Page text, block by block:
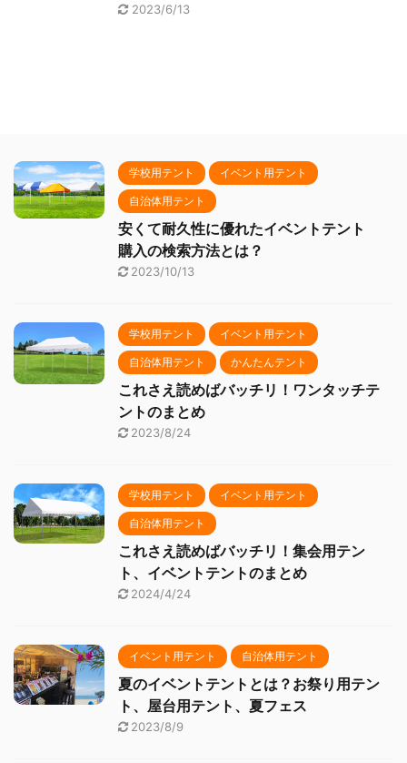
2023/6/13
学校用テント イベント用テント
自治体用テント
安くて耐久性に優れたイベントテント
購入の検索方法とは？
2023/10/13
学校用テント イベント用テント
自治体用テント かんたんテント
これさえ読めばバッチリ！ワンタッチテ
ントのまとめ
2023/8/24
学校用テント イベント用テント
自治体用テント
これさえ読めばバッチリ！集会用テン
ト、イベントテントのまとめ
2024/4/24
イベント用テント 自治体用テント
夏のイベントテントとは？お祭り用テン
ト、屋台用テント、夏フェス
2023/8/9